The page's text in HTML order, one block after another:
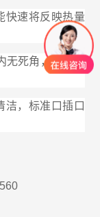
快速将反映热量
无死角，可拆卸
洁，标准口插口